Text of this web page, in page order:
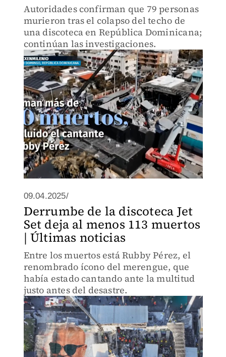
Autoridades confirman que 79 personas
murieron tras el colapso del techo de
una discoteca en República Dominicana;
continúan las investigaciones.
09.04.2025/
Derrumbe de la discoteca Jet
Set deja al menos 113 muertos
| Últimas noticias
Entre los muertos está Rubby Pérez, el
renombrado ícono del merengue, que
había estado cantando ante la multitud
justo antes del desastre.